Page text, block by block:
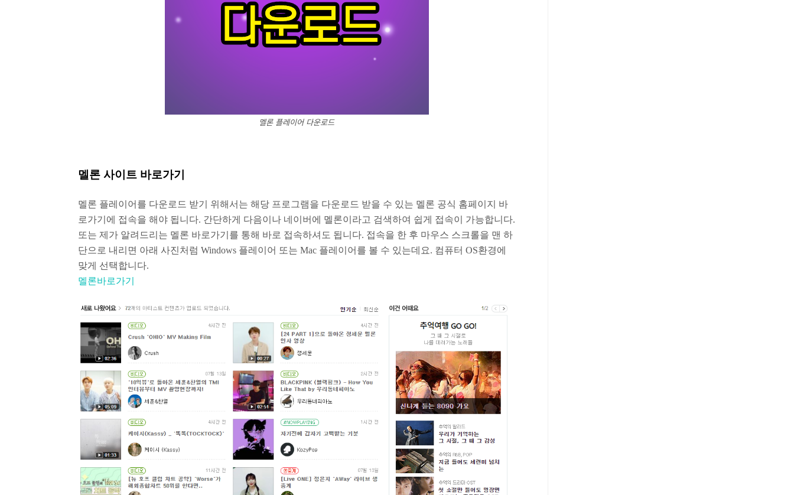
멜론 플레이어 다운로드
멜론 사이트 바로가기
멜론 플레이어를 다운로드 받기 위해서는 해당 프로그램을 다운로드 받을 수 있는 멜론 공식 홈페이지 바
로가기에 접속을 해야 됩니다. 간단하게 다음이나 네이버에 멜론이라고 검색하여 쉽게 접속이 가능합니다.
또는 제가 알려드리는 멜론 바로가기를 통해 바로 접속하셔도 됩니다. 접속을 한 후 마우스 스크롤을 맨 하
단으로 내리면 아래 사진처럼 Windows 플레이어 또는 Mac 플레이어를 볼 수 있는데요. 컴퓨터 OS환경에
맞게 선택합니다.
멜론바로가기